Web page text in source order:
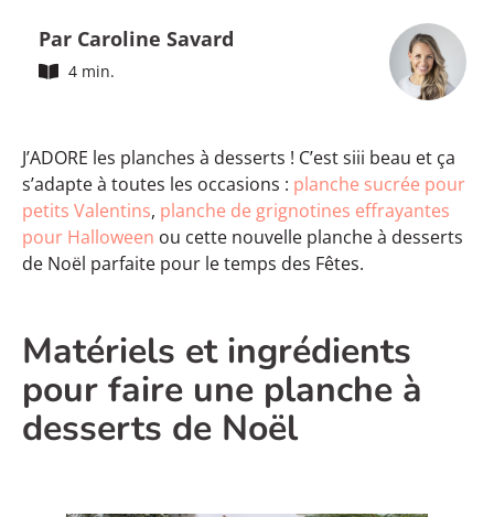
Par Caroline Savard
4 min.
J’ADORE les planches à desserts ! C’est siii beau et ça
s’adapte à toutes les occasions : planche sucrée pour
petits Valentins, planche de grignotines effrayantes
pour Halloween ou cette nouvelle planche à desserts
de Noël parfaite pour le temps des Fêtes.
Matériels et ingrédients
pour faire une planche à
desserts de Noël